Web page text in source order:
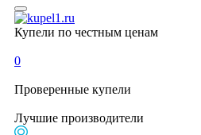
Купели по честным ценам
0
Проверенные купели
Лучшие производители